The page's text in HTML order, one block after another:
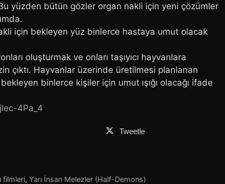
yüzden bütün gözler organ nakli için yeni çözümler
için bekleyen yüz binlerce hastaya umut olacak
oluşturmak ve onları taşıyıcı hayvanlara
çıktı. Hayvanlar üzerinde üretilmesi planlanan
binlerce kişiler için umut ışığı olacağı ifade
4Pa_4
Tweetle
filmleri,Yarı İnsan Melezler (Half-Demons)